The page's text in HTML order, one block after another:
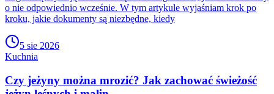
o nie odpowiednio wcześnie. W tym artykule wyjaśniam krok po
kroku, jakie dokumenty są niezbędne, kiedy
5 sie 2026
Kuchnia
Czy jeżyny można mrozić? Jak zachować świeżość